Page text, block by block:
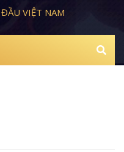
VIỆT NAM